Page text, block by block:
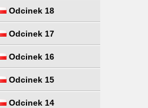
Odcinek 18
Odcinek 17
Odcinek 16
Odcinek 15
Odcinek 14